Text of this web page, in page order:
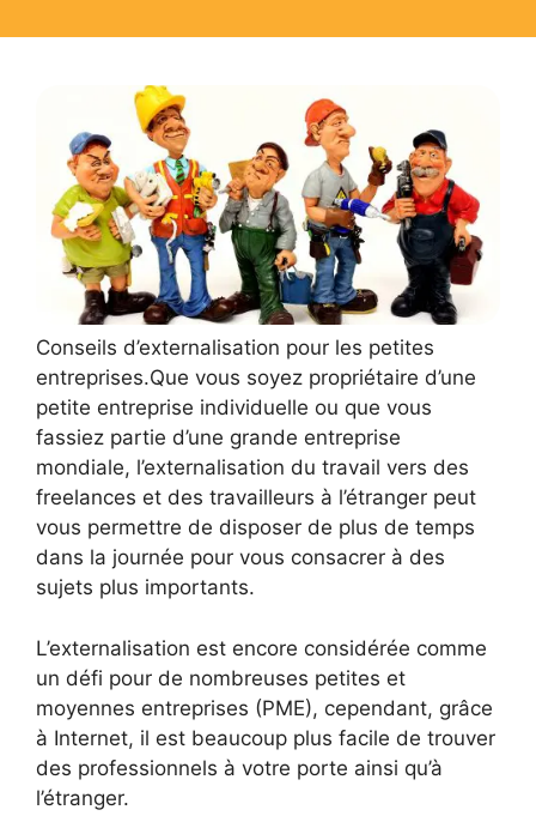
Conseils d’externalisation pour les petites
entreprises.Que vous soyez propriétaire d’une
petite entreprise individuelle ou que vous
fassiez partie d’une grande entreprise
mondiale, l’externalisation du travail vers des
freelances et des travailleurs à l’étranger peut
vous permettre de disposer de plus de temps
dans la journée pour vous consacrer à des
sujets plus importants.
L’externalisation est encore considérée comme
un défi pour de nombreuses petites et
moyennes entreprises (PME), cependant, grâce
à Internet, il est beaucoup plus facile de trouver
des professionnels à votre porte ainsi qu’à
l’étranger.